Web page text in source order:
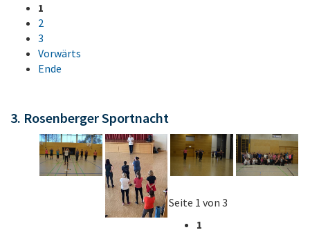
1
2
3
Vorwärts
Ende
3. Rosenberger Sportnacht
Seite 1 von 3
1